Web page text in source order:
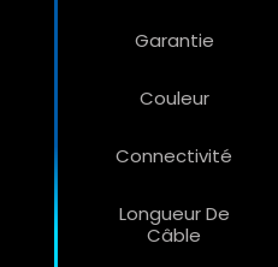
Garantie
Couleur
Connectivité
Longueur De
Câble